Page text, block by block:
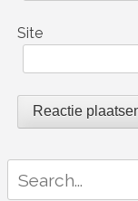
Site
for: